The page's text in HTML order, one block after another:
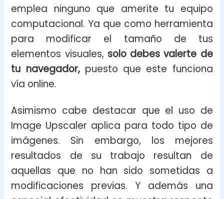
emplea ninguno que amerite tu equipo
computacional. Ya que como herramienta
para modificar el tamaño de tus
elementos visuales, solo debes valerte de
tu navegador,puesto que este funciona
vía online.
Asimismo cabe destacar que el uso de
Image Upscaler aplica para todo tipo de
imágenes. Sin embargo, los mejores
resultados de su trabajo resultan de
aquellas que no han sido sometidas a
modificaciones previas. Y además una